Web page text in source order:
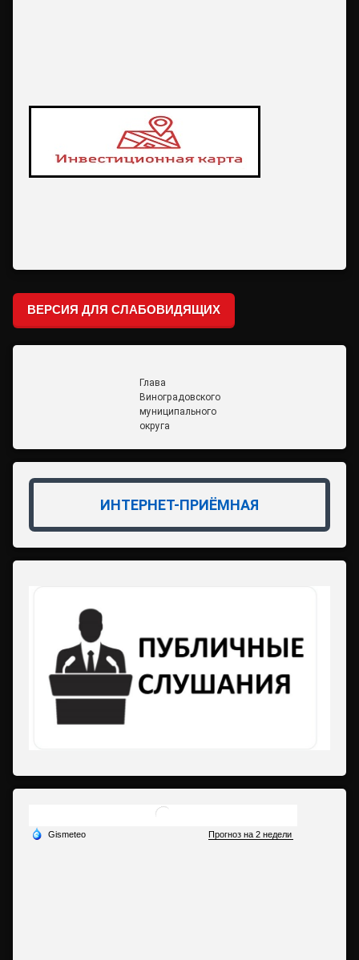
ВЕРСИЯ ДЛЯ СЛАБОВИДЯЩИХ
Глава
Виноградовского
муниципального
округа
ИНТЕРНЕТ-ПРИЁМНАЯ